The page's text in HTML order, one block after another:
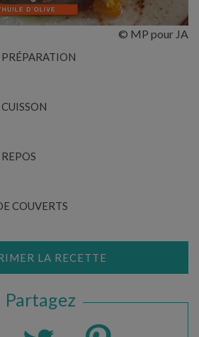
© MP pour JA
COUVERTS
LA RECETTE
Partagez